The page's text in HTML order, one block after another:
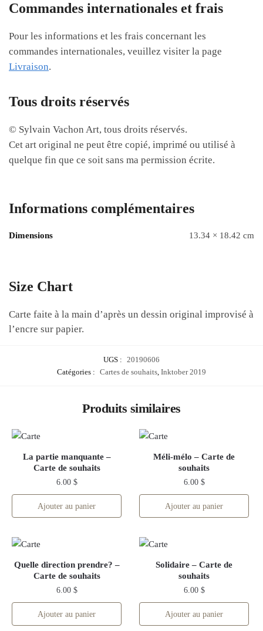
Commandes internationales et frais
Pour les informations et les frais concernant les
commandes internationales, veuillez visiter la page
Livraison.
Tous droits réservés
© Sylvain Vachon Art, tous droits réservés.
Cet art original ne peut être copié, imprimé ou utilisé à
quelque fin que ce soit sans ma permission écrite.
Informations complémentaires
Dimensions 13.34 × 18.42 cm
Size Chart
Carte faite à la main d’après un dessin original improvisé à
l’encre sur papier.
UGS : 20190606
Catégories : Cartes de souhaits, Inktober 2019
Produits similaires
La partie manquante –
Carte de souhaits
6.00 $
Ajouter au panier
Méli-mélo – Carte de
souhaits
6.00 $
Ajouter au panier
Quelle direction prendre? –
Carte de souhaits
6.00 $
Ajouter au panier
Solidaire – Carte de
souhaits
6.00 $
Ajouter au panier